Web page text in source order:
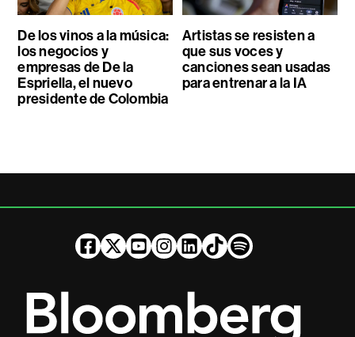
De los vinos a la música:
los negocios y
empresas de De la
Espriella, el nuevo
presidente de Colombia
Artistas se resisten a
que sus voces y
canciones sean usadas
para entrenar a la IA